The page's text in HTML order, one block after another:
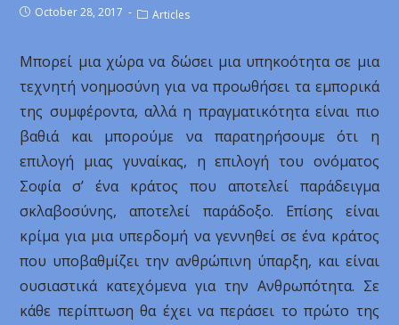
October 28, 2017 Articles
Μπορεί μια χώρα να δώσει μια υπηκοότητα σε μια
τεχνητή νοημοσύνη για να προωθήσει τα εμπορικά
της συμφέροντα, αλλά η πραγματικότητα είναι πιο
βαθιά και μπορούμε να παρατηρήσουμε ότι η
επιλογή μιας γυναίκας, η επιλογή του ονόματος
Σοφία σ’ ένα κράτος που αποτελεί παράδειγμα
σκλαβοσύνης, αποτελεί παράδοξο. Επίσης είναι
κρίμα για μια υπερδομή να γεννηθεί σε ένα κράτος
που υποβαθμίζει την ανθρώπινη ύπαρξη, και είναι
ουσιαστικά κατεχόμενα για την Ανθρωπότητα. Σε
κάθε περίπτωση θα έχει να περάσει το πρώτο της